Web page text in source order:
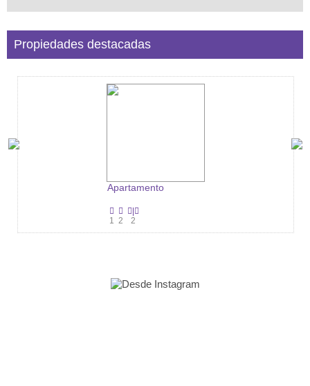
Propiedades destacadas
Apartamento
1 2
|
2